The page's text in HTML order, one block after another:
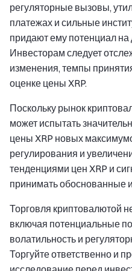
регуляторные вызовы,
платежах и сильные
придают ему потенциал на
Инвесторам следует
изменения, темпы
оценке цены XRP.
Поскольку рынок
может испытать
цены XRP новых
регулирования и
тенденциями цен XRP и
принимать обоснованные
Торговля криптовалютой
включая потенциальные
волатильность и
Торгуйте ответственно и